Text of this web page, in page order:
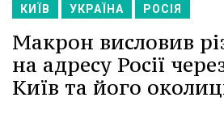
КИЇВ УКРАЇНА РОСІЯ
Макрон висловив
на адресу Росії
Київ та його